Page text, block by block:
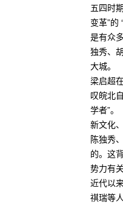
五四时
变革”的
是有众
独秀、
大城。
梁启超
叹皖北
学者”。
新文化
陈独秀
的。这
势力有关
近代以
祺瑞等